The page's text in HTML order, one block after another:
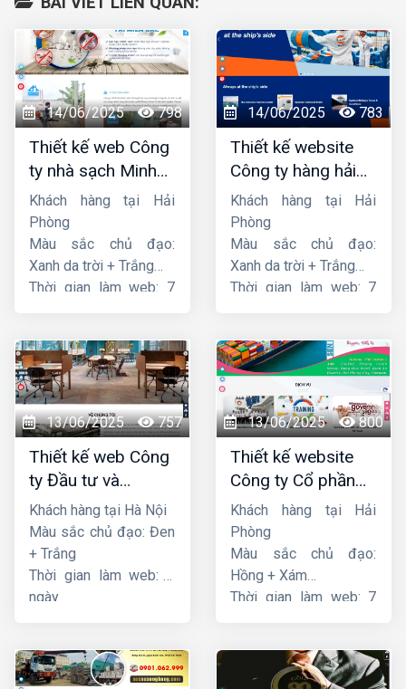
14/06/2025 798
Thiết kế web Công
ty nhà sạch Minh
Dương
Khách hàng tại Hải
Phòng
Màu sắc chủ đạo:
Xanh da trời + Trắng
Thời gian làm web: 7
14/06/2025 783
Thiết kế website
Công ty hàng hải
liên minh
Khách hàng tại Hải
Phòng
Màu sắc chủ đạo:
Xanh da trời + Trắng
Thời gian làm web: 7
13/06/2025 757
Thiết kế web Công
ty Đầu tư và
Thương mại Five-
Star
Khách hàng tại Hà Nội
Màu sắc chủ đạo: Đen
+ Trắng
Thời gian làm web: 7
ngày
13/06/2025 800
Thiết kế website
Công ty Cổ phần
dịch vụ hàng hải
Sen
Khách hàng tại Hải
Phòng
Màu sắc chủ đạo:
Hồng + Xám
Thời gian làm web: 7